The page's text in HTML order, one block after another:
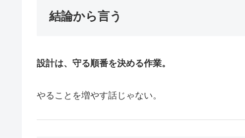
結論から言う
設計は、守る順番を決める作業。
やることを増やす話じゃない。